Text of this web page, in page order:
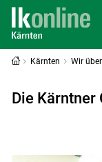
Kärnten Wir
Die Kärntner